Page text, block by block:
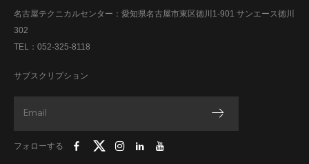
名古屋テクニカルセンター：愛知県名古屋市東区徳川1-901 サンエース徳川
302
TEL：052-325-8118
サブスクリプション
フォローする